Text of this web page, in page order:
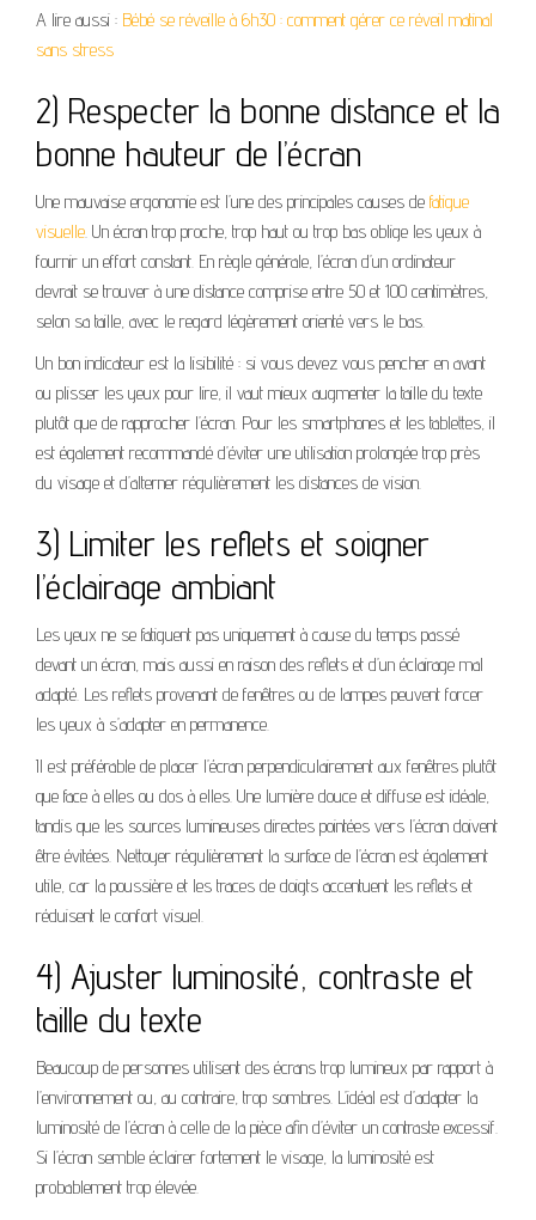
A lire aussi : Bébé se réveille à 6h30 : comment gérer ce réveil matinal
sans stress
2) Respecter la bonne distance et la
bonne hauteur de l’écran
Une mauvaise ergonomie est l’une des principales causes de fatigue
visuelle. Un écran trop proche, trop haut ou trop bas oblige les yeux à
fournir un effort constant. En règle générale, l’écran d’un ordinateur
devrait se trouver à une distance comprise entre 50 et 100 centimètres,
selon sa taille, avec le regard légèrement orienté vers le bas.
Un bon indicateur est la lisibilité : si vous devez vous pencher en avant
ou plisser les yeux pour lire, il vaut mieux augmenter la taille du texte
plutôt que de rapprocher l’écran. Pour les smartphones et les tablettes, il
est également recommandé d’éviter une utilisation prolongée trop près
du visage et d’alterner régulièrement les distances de vision.
3) Limiter les reflets et soigner
l’éclairage ambiant
Les yeux ne se fatiguent pas uniquement à cause du temps passé
devant un écran, mais aussi en raison des reflets et d’un éclairage mal
adapté. Les reflets provenant de fenêtres ou de lampes peuvent forcer
les yeux à s’adapter en permanence.
Il est préférable de placer l’écran perpendiculairement aux fenêtres plutôt
que face à elles ou dos à elles. Une lumière douce et diffuse est idéale,
tandis que les sources lumineuses directes pointées vers l’écran doivent
être évitées. Nettoyer régulièrement la surface de l’écran est également
utile, car la poussière et les traces de doigts accentuent les reflets et
réduisent le confort visuel.
4) Ajuster luminosité, contraste et
taille du texte
Beaucoup de personnes utilisent des écrans trop lumineux par rapport à
l’environnement ou, au contraire, trop sombres. L’idéal est d’adapter la
luminosité de l’écran à celle de la pièce afin d’éviter un contraste excessif.
Si l’écran semble éclairer fortement le visage, la luminosité est
probablement trop élevée.